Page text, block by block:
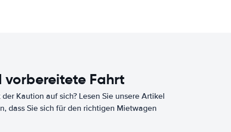
vorbereitete Fahrt
Kaution auf sich? Lesen Sie unsere Artikel
dass Sie sich für den richtigen Mietwagen